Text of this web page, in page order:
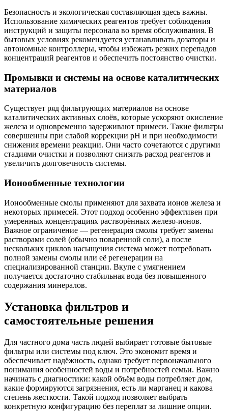
Безопасность и экологическая составляющая здесь важны.
Использование химических реагентов требует соблюдения
инструкций и защиты персонала во время обслуживания. В
бытовых условиях рекомендуется устанавливать дозаторы и
автономные контроллеры, чтобы избежать резких перепадов
концентраций реагентов и обеспечить постоянство очистки.
Промывки и системы на основе каталитических
материалов
Существует ряд фильтрующих материалов на основе
каталитических активных слоёв, которые ускоряют окисление
железа и одновременно задерживают примеси. Такие фильтры
совершенны при слабой коррекции pH и при необходимости
снижения времени реакции. Они часто сочетаются с другими
стадиями очистки и позволяют снизить расход реагентов и
увеличить долговечность системы.
Ионообменные технологии
Ионообменные смолы применяют для захвата ионов железа и
некоторых примесей. Этот подход особенно эффективен при
умеренных концентрациях растворённых железо-ионов.
Важное ограничение — регенерация смолы требует замены
растворами солей (обычно поваренной соли), а после
нескольких циклов насыщения система может потребовать
полной замены смолы или её регенерации на
специализированной станции. Вкупе с умягнением
получается достаточно стабильная вода без повышенного
содержания минералов.
Установка фильтров и
самостоятельные решения
Для частного дома часть людей выбирает готовые бытовые
фильтры или системы под ключ. Это экономит время и
обеспечивает надёжность, однако требует первоначального
понимания особенностей воды и потребностей семьи. Важно
начинать с диагностики: какой объём воды потребляет дом,
какие формируются загрязнения, есть ли марганец и какова
степень жесткости. Такой подход позволяет выбрать
конкретную конфигурацию без переплат за лишние опции.